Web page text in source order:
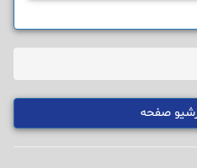
صفحه